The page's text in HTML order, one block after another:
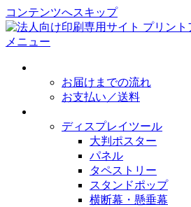
コンテンツへスキップ
メニュー
お届けまでの流れ
お支払い／送料
ディスプレイツール
大判ポスター
パネル
タペストリー
スタンドポップ
横断幕・懸垂幕